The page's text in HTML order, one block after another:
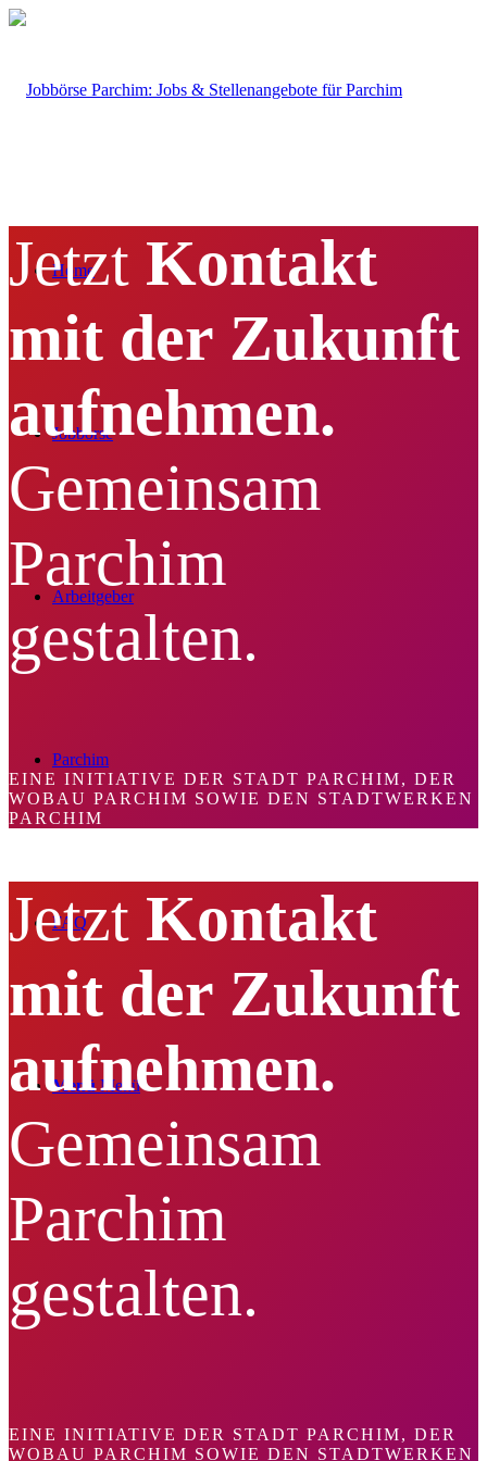
Home
Jobbörse
Arbeitgeber
Parchim
FAQ
Menü Menü
Jetzt Kontakt
mit der Zukunft
aufnehmen.
Gemeinsam
Parchim
gestalten.
EINE INITIATIVE DER STADT PARCHIM, DER
WOBAU PARCHIM SOWIE DEN STADTWERKEN
PARCHIM
Jetzt Kontakt
mit der Zukunft
aufnehmen.
Gemeinsam
Parchim
gestalten.
EINE INITIATIVE DER STADT PARCHIM, DER
WOBAU PARCHIM SOWIE DEN STADTWERKEN